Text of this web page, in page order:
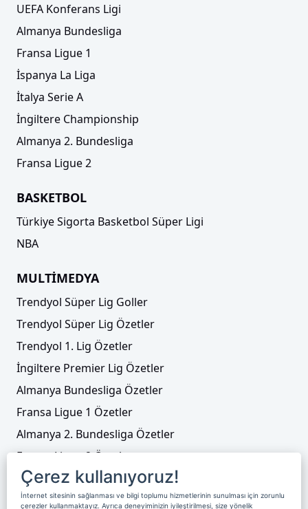
UEFA Konferans Ligi
Almanya Bundesliga
Fransa Ligue 1
İspanya La Liga
İtalya Serie A
İngiltere Championship
Almanya 2. Bundesliga
Fransa Ligue 2
BASKETBOL
Türkiye Sigorta Basketbol Süper Ligi
NBA
MULTİMEDYA
Trendyol Süper Lig Goller
Trendyol Süper Lig Özetler
Trendyol 1. Lig Özetler
İngiltere Premier Lig Özetler
Almanya Bundesliga Özetler
Fransa Ligue 1 Özetler
Almanya 2. Bundesliga Özetler
Fransa Ligue 2 Özetler
Tenis
Video Liste
Çerez kullanıyoruz!
İnternet sitesinin sağlanması ve bilgi toplumu hizmetlerinin sunulması için zorunlu
çerezler kullanmaktayız. Ayrıca deneyiminizin iyileştirilmesi, size yönelik